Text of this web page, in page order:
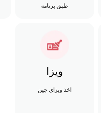
طبق برنامه
ویزا
اخذ ویزای چین